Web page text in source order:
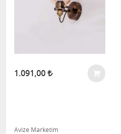
1.091,00
Avize Marketim